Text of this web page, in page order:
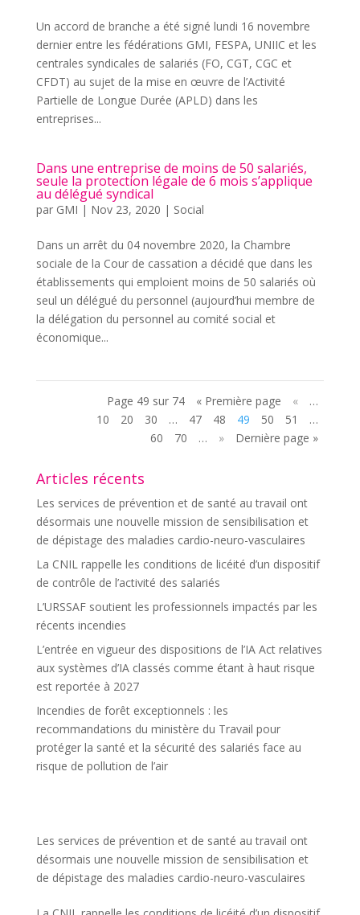
Un accord de branche a été signé lundi 16 novembre
dernier entre les fédérations GMI, FESPA, UNIIC et les
centrales syndicales de salariés (FO, CGT, CGC et
CFDT) au sujet de la mise en œuvre de l’Activité
Partielle de Longue Durée (APLD) dans les
entreprises...
Dans une entreprise de moins de 50 salariés,
seule la protection légale de 6 mois s’applique
au délégué syndical
par GMI | Nov 23, 2020 | Social
Dans un arrêt du 04 novembre 2020, la Chambre
sociale de la Cour de cassation a décidé que dans les
établissements qui emploient moins de 50 salariés où
seul un délégué du personnel (aujourd’hui membre de
la délégation du personnel au comité social et
économique...
Page 49 sur 74 « Première page «
…
10
20 30 … 47 48 49 50 51
…
60
70 … » Dernière page »
Articles récents
Les services de prévention et de santé au travail ont
désormais une nouvelle mission de sensibilisation et
de dépistage des maladies cardio-neuro-vasculaires
La CNIL rappelle les conditions de licéité d’un dispositif
de contrôle de l’activité des salariés
L’URSSAF soutient les professionnels impactés par les
récents incendies
L’entrée en vigueur des dispositions de l’IA Act relatives
aux systèmes d’IA classés comme étant à haut risque
est reportée à 2027
Incendies de forêt exceptionnels : les
recommandations du ministère du Travail pour
protéger la santé et la sécurité des salariés face au
risque de pollution de l’air
Les services de prévention et de santé au travail ont
désormais une nouvelle mission de sensibilisation et
de dépistage des maladies cardio-neuro-vasculaires